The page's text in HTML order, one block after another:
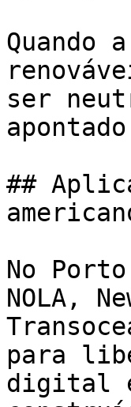
Quando
ser
##
No
NOLA,
para
digital